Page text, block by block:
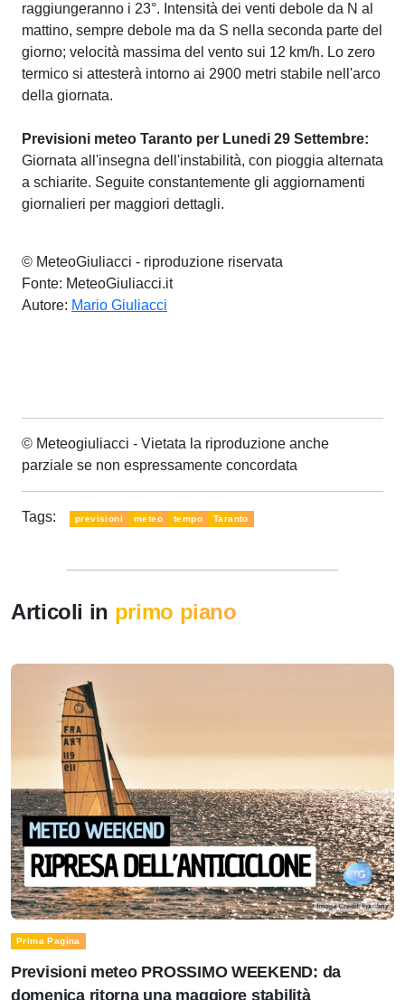
raggiungeranno i 23°. Intensità dei venti debole da N al
mattino, sempre debole ma da S nella seconda parte del
giorno; velocità massima del vento sui 12 km/h. Lo zero
termico si attesterà intorno ai 2900 metri stabile nell'arco
della giornata.
Previsioni meteo Taranto per Lunedi 29 Settembre:
Giornata all'insegna dell'instabilità, con pioggia alternata
a schiarite. Seguite constantemente gli aggiornamenti
giornalieri per maggiori dettagli.
© MeteoGiuliacci - riproduzione riservata
Fonte: MeteoGiuliacci.it
Autore: Mario Giuliacci
© Meteogiuliacci - Vietata la riproduzione anche
parziale se non espressamente concordata
Tags: previsioni meteo tempo Taranto
Articoli in primo piano
Prima Pagina
Previsioni meteo PROSSIMO WEEKEND: da
domenica ritorna una maggiore stabilità